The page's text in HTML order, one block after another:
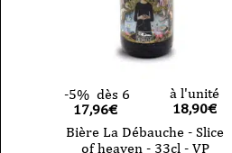
-5% dès 6
17,96€
à l'unité
18,90€
Bière La Débauche - Slice
of heaven - 33cl - VP